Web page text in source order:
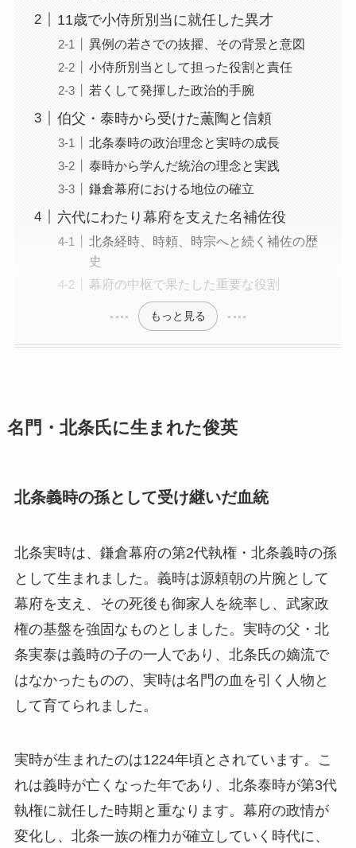
11歳で小侍所別当に就任した異才
異例の若さでの抜擢、その背景と意図
小侍所別当として担った役割と責任
若くして発揮した政治的手腕
伯父・泰時から受けた薫陶と信頼
北条泰時の政治理念と実時の成長
泰時から学んだ統治の理念と実践
鎌倉幕府における地位の確立
六代にわたり幕府を支えた名補佐役
北条経時、時頼、時宗へと続く補佐の歴
史
幕府の中枢で果たした重要な役割
もっと見る
名門・北条氏に生まれた俊英
北条義時の孫として受け継いだ血統
北条実時は、鎌倉幕府の第2代執権・北条義時の孫
として生まれました。義時は源頼朝の片腕として
幕府を支え、その死後も御家人を統率し、武家政
権の基盤を強固なものとしました。実時の父・北
条実泰は義時の子の一人であり、北条氏の嫡流で
はなかったものの、実時は名門の血を引く人物と
して育てられました。
実時が生まれたのは1224年頃とされています。こ
れは義時が亡くなった年であり、北条泰時が第3代
執権に就任した時期と重なります。幕府の政情が
変化し、北条一族の権力が確立していく時代に、